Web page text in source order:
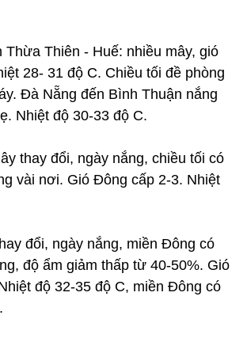
Thừa Thiên - Huế: nhiều mây, gió
28- 31 độ C. Chiều tối đề phòng
Đà Nẵng đến Bình Thuận nắng
Nhiệt độ 30-33 độ C.
thay đổi, ngày nắng, chiều tối có
vài nơi. Gió Đông cấp 2-3. Nhiệt
đổi, ngày nắng, miền Đông có
độ ẩm giảm thấp từ 40-50%. Gió
độ 32-35 độ C, miền Đông có